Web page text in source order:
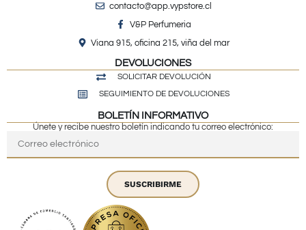
contacto@app.vypstore.cl
V&P Perfumeria
Viana 915, oficina 215, viña del mar
DEVOLUCIONES
SOLICITAR DEVOLUCIÓN
SEGUIMIENTO DE DEVOLUCIONES
BOLETÍN INFORMATIVO
Únete y recibe nuestro boletín indicando tu correo electrónico:
SUSCRIBIRME